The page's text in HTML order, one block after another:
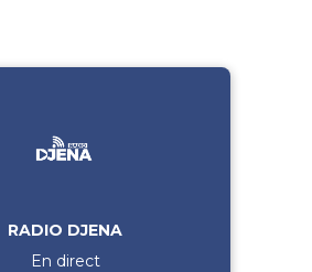
RADIO DJENA
En direct